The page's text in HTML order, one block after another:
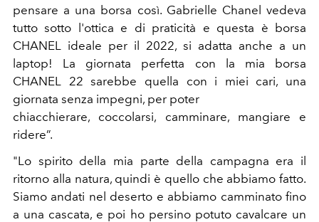
pensare a una borsa così. Gabrielle Chanel vedeva
tutto sotto l'ottica e di praticità e questa è borsa
CHANEL ideale per il 2022, si adatta anche a un
laptop! La giornata perfetta con la mia borsa
CHANEL 22 sarebbe quella con i miei cari, una
giornata senza impegni, per poter
chiacchierare, coccolarsi, camminare, mangiare e
ridere”.
"Lo spirito della mia parte della campagna era il
ritorno alla natura, quindi è quello che abbiamo fatto.
Siamo andati nel deserto e abbiamo camminato fino
a una cascata, e poi ho persino potuto cavalcare un